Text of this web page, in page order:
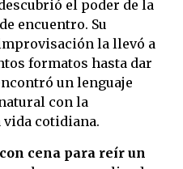
el poder de la
encuentro. Su
la llevó a
formatos hasta dar
un lenguaje
con la
vida cotidiana.
cena para reír un